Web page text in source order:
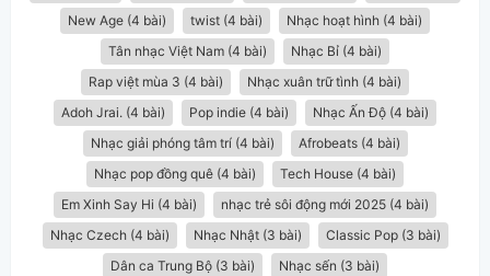
New Age (4 bài)
twist (4 bài)
Nhạc hoạt hình (4 bài)
Tân nhạc Việt Nam (4 bài)
Nhạc Bỉ (4 bài)
Rap việt mùa 3 (4 bài)
Nhạc xuân trữ tình (4 bài)
Adoh Jrai. (4 bài)
Pop indie (4 bài)
Nhạc Ấn Độ (4 bài)
Nhạc giải phóng tâm trí (4 bài)
Afrobeats (4 bài)
Nhạc pop đồng quê (4 bài)
Tech House (4 bài)
Em Xinh Say Hi (4 bài)
nhạc trẻ sôi động mới 2025 (4 bài)
Nhạc Czech (4 bài)
Nhạc Nhật (3 bài)
Classic Pop (3 bài)
Dân ca Trung Bộ (3 bài)
Nhạc sến (3 bài)